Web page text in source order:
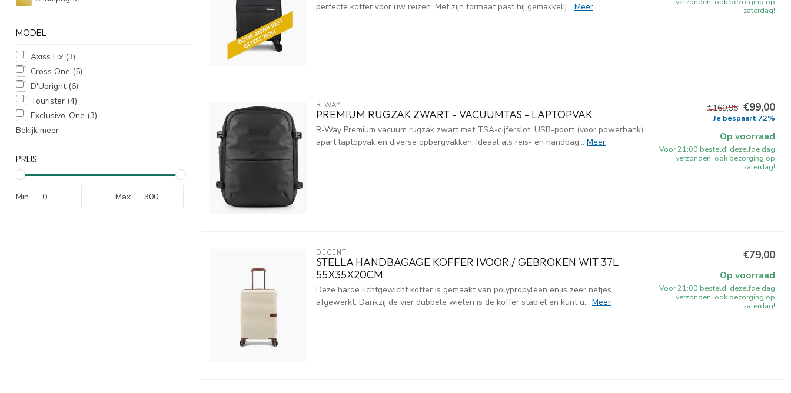
MODEL
Axiss Fix (3)
Cross One (5)
D'Upright (6)
Tourister (4)
Exclusivo-One (3)
Bekijk meer
PRIJS
Min Max
perfecte koffer voor uw reizen. Met zijn formaat past hij gemakkelij... Meer
zaterdag!
R-WAY
PREMIUM RUGZAK ZWART - VACUUMTAS - LAPTOPVAK
R-Way Premium vacuum rugzak zwart met TSA-cijferslot, USB-poort (voor powerbank),
apart laptopvak en diverse opbergvakken. Ideaal als reis- en handbag... Meer
€169,95 €99,00
Je bespaart 72%
Op voorraad
Voor 21:00 besteld, dezelfde dag
verzonden, ook bezorging op
zaterdag!
DECENT
STELLA HANDBAGAGE KOFFER IVOOR / GEBROKEN WIT 37L
55X35X20CM
Deze harde lichtgewicht koffer is gemaakt van polypropyleen en is zeer netjes
afgewerkt. Dankzij de vier dubbele wielen is de koffer stabiel en kunt u... Meer
€79,00
Op voorraad
Voor 21:00 besteld, dezelfde dag
verzonden, ook bezorging op
zaterdag!